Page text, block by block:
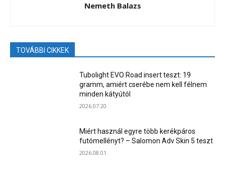
Nemeth Balazs
TOVÁBBI CIKKEK
Tubolight EVO Road insert teszt: 19
gramm, amiért cserébe nem kell félnem
minden kátyútól
2026.07.20.
Miért használ egyre több kerékpáros
futómellényt? – Salomon Adv Skin 5 teszt
2026.08.01.